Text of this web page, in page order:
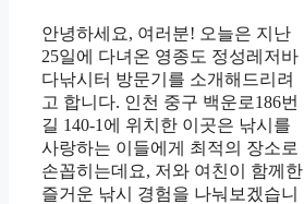
안녕하세요, 여러분! 오늘은 지난
25일에 다녀온 영종도 정성레저바
다낚시터 방문기를 소개해드리려
고 합니다. 인천 중구 백운로186번
길 140-1에 위치한 이곳은 낚시를
사랑하는 이들에게 최적의 장소로
손꼽히는데요, 저와 여친이 함께한
즐거운 낚시 경험을 나눠보겠습니